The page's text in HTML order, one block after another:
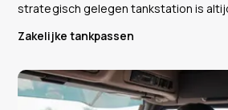
strategisch gelegen tankstation is
Zakelijke tankpassen